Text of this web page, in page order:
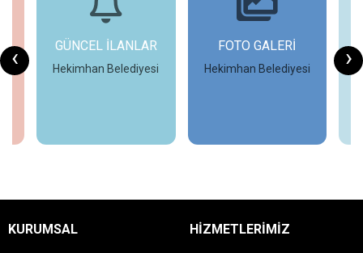
‹ ›
GÜNCEL İLANLAR
Hekimhan Belediyesi
FOTO GALERİ
Hekimhan Belediyesi
KURUMSAL HİZMETLERİMİZ